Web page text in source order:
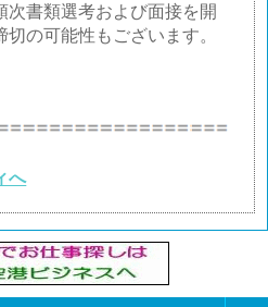
書類選考および面接を開
の可能性もございます。
へ